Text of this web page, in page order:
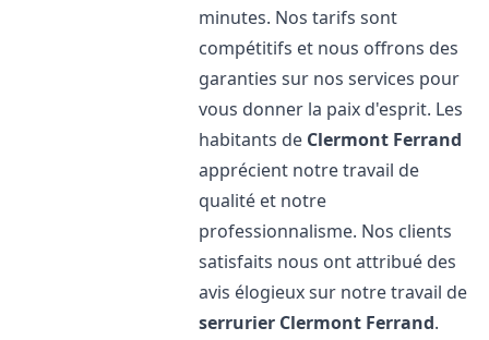
minutes. Nos tarifs sont
compétitifs et nous offrons des
garanties sur nos services pour
vous donner la paix d'esprit. Les
habitants de Clermont Ferrand
apprécient notre travail de
qualité et notre
professionnalisme. Nos clients
satisfaits nous ont attribué des
avis élogieux sur notre travail de
serrurier Clermont Ferrand.